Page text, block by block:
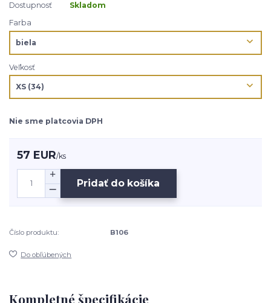
Dostupnosť
Skladom
Farba
Veľkosť
Nie sme platcovia DPH
57 EUR/ks
Pridať do košíka
Číslo produktu: B106
Do obľúbených
Kompletné špecifikácie